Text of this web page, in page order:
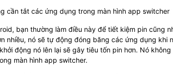
cần tắt các ứng dụng trong màn hình app switcher
bạn thường làm điều này để tiết kiệm pin cũng
nhiều, nó sẽ tự động đóng băng các ứng dụng
động nó lên lại sẽ gây tiêu tốn pin hơn. Nó
màn hình app switcher.